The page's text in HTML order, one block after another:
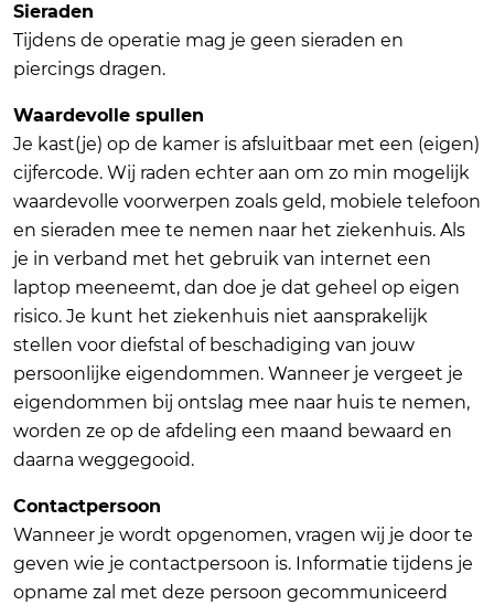
Sieraden
Tijdens de operatie mag je geen sieraden en
piercings dragen.
Waardevolle spullen
Je kast(je) op de kamer is afsluitbaar met een (eigen)
cijfercode. Wij raden echter aan om zo min mogelijk
waardevolle voorwerpen zoals geld, mobiele telefoon
en sieraden mee te nemen naar het ziekenhuis. Als
je in verband met het gebruik van internet een
laptop meeneemt, dan doe je dat geheel op eigen
risico. Je kunt het ziekenhuis niet aansprakelijk
stellen voor diefstal of beschadiging van jouw
persoonlijke eigendommen. Wanneer je vergeet je
eigendommen bij ontslag mee naar huis te nemen,
worden ze op de afdeling een maand bewaard en
daarna weggegooid.
Contactpersoon
Wanneer je wordt opgenomen, vragen wij je door te
geven wie je contactpersoon is. Informatie tijdens je
opname zal met deze persoon gecommuniceerd